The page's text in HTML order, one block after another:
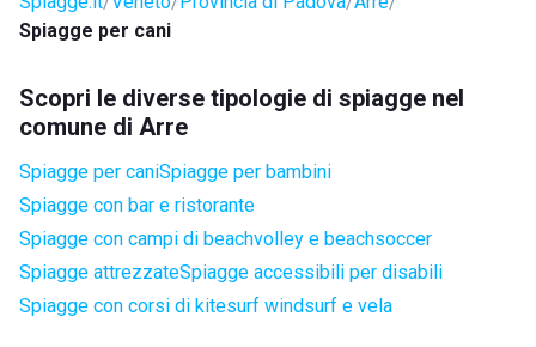
Spiagge per cani
Scopri le diverse tipologie di spiagge nel
comune di Arre
Spiagge per caniSpiagge per bambini
Spiagge con bar e ristorante
Spiagge con campi di beachvolley e beachsoccer
Spiagge attrezzateSpiagge accessibili per disabili
Spiagge con corsi di kitesurf windsurf e vela